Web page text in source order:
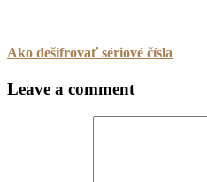
Ako dešifrovať sériové čísla
Leave a comment